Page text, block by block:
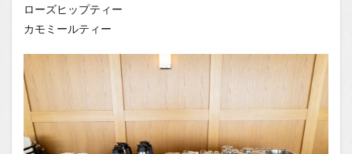
ローズヒップティー
カモミールティー